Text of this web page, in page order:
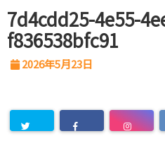
7d4cdd25-4e55-
f836538bfc91
2026年5月23日